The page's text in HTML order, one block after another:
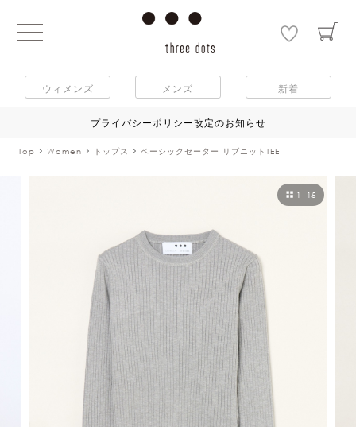
ウィメンズ メンズ 新着
プライバシーポリシー改定のお知らせ
Top Women トップス ベーシックセーター リブニットTEE
1 | 15